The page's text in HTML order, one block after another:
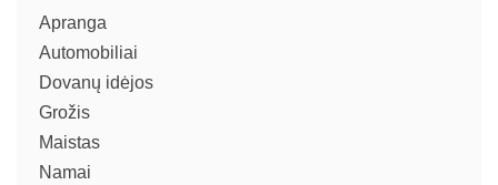
Apranga
Automobiliai
Dovanų idėjos
Grožis
Maistas
Namai